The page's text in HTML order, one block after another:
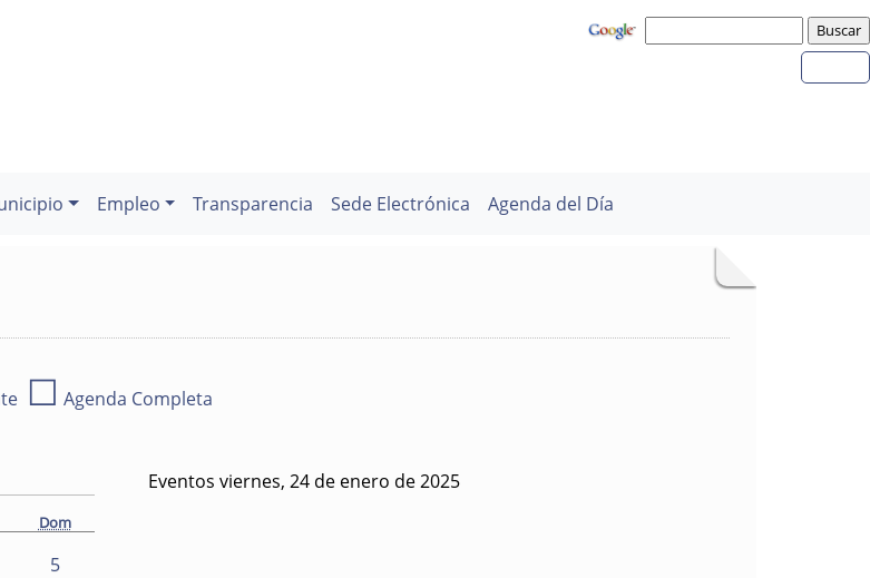
Empleo Transparencia Sede Electrónica Agenda del Día
☐ Agenda Completa
Dom
5
Eventos viernes, 24 de enero de 2025